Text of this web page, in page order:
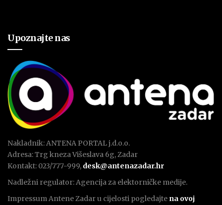
Upoznajte nas
Nakladnik: ANTENA PORTAL j.d.o.o.
Adresa: Trg kneza Višeslava 6g, Zadar
Kontakt: 023/777-999, desk@antenazadar.hr
Nadležni regulator: Agencija za elektorničke medije.
Impressum Antene Zadar u cijelosti pogledajte na ovoj